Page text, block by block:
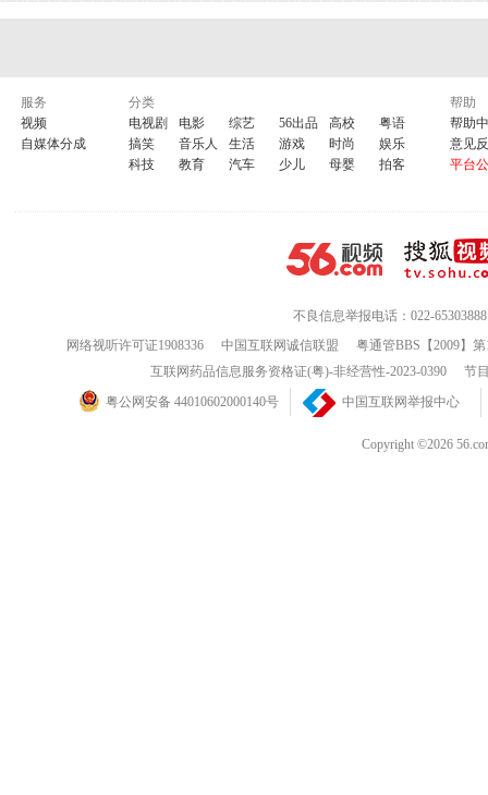
服务
视频
自媒体分成
分类
电视剧
电影 综艺 56出品 高校
粤语
搞笑
音乐人 生活 游戏 时尚
娱乐
科技
教育 汽车 少儿 母婴 拍客
帮助
帮助
意见
平台
不良信息举报电话：022-65303888
网络视听许可证1908336
中国互联网诚信联盟
粤通管BBS【2009】
互联网药品信息服务资格证(粤)-非经营性-2023-0390
节
粤公网安备 44010602000140号
中国互联网举报中心
Copyright ©2026